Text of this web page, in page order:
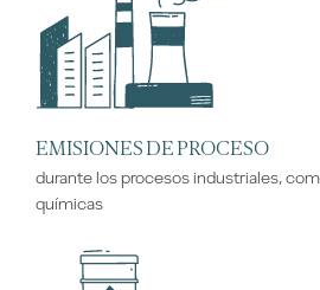
EMISIONES DE PROCESO
durante los procesos industriales,
químicas